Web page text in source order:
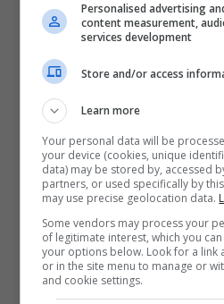
Promo
Personalised advertising
content measurement,
services development
Store and/or access
Learn more
Your personal data will be
your device (cookies, unique
data) may be stored by, accessed
partners, or used specifically by
may use precise geolocation data.
Some vendors may process your
of legitimate interest, which you
your options below. Look for a link
or in the site menu to manage or
and cookie settings.